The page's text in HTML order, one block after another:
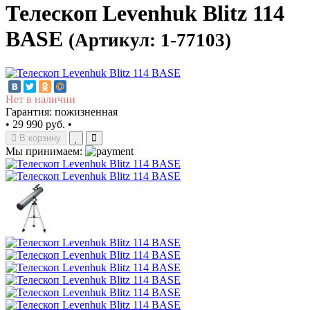
Телескоп Levenhuk Blitz 114
BASE (Артикул: 1-77103)
Нет в наличии
Гарантия: пожизненная
• 29 990 руб. •
В корзину
Мы принимаем: